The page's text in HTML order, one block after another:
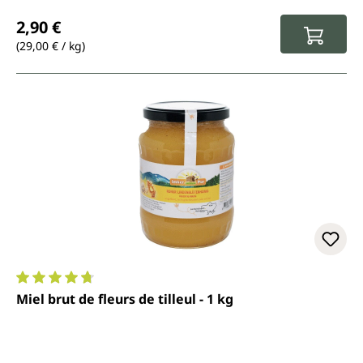
2,90 €
(29,00 € / kg)
Note moyenne de 4.7 sur 5 étoiles
Miel brut de fleurs de tilleul - 1 kg